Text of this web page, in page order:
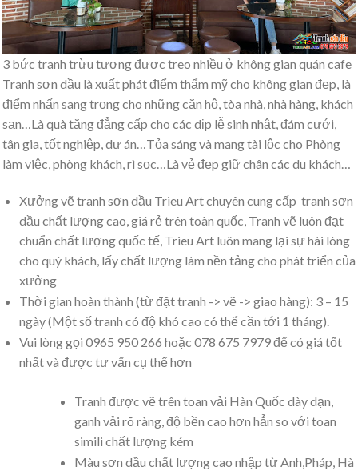
3 bức tranh trừu tượng được treo nhiều ở không gian quán cafe
Tranh sơn dầu là xuất phát điểm thẩm mỹ cho không gian đẹp, là
điểm nhấn sang trọng cho những căn hộ, tòa nhà, nhà hàng, khách
sạn…Là quà tặng đẳng cấp cho các dịp lễ sinh nhật, đám cưới,
tân gia, tốt nghiệp, dự án…Tỏa sáng và mang tài lộc cho Phòng
làm việc, phòng khách, rì sọc…Là vẻ đẹp giữ chân các du khách…
Xưởng vẽ tranh sơn dầu Trieu Art chuyên cung cấp tranh sơn
dầu chất lượng cao, giá rẻ trên toàn quốc, Tranh vẽ luôn đạt
chuẩn chất lượng quốc tế, Trieu Art luôn mang lại sự hài lòng
cho quý khách, lấy chất lượng làm nền tảng cho phát triển của
xưởng
Thời gian hoàn thành (từ đặt tranh -> vẽ -> giao hàng): 3 – 15
ngày (Một số tranh có độ khó cao có thể cần tới 1 tháng).
Vui lòng gọi 0965 950 266 hoặc 078 675 7979 để có giá tốt
nhất và được tư vấn cụ thể hơn
Tranh được vẽ trên toan vải Hàn Quốc dày dạn,
ganh vải rõ ràng, độ bền cao hơn hẳn so với toan
simili chất lượng kém
Màu sơn dầu chất lượng cao nhập từ Anh,Pháp, Hà